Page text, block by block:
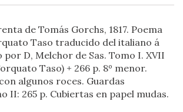
de Tomás Gorchs, 1817. Poema
Taso traducido del italiano á
D, Melchor de Sas. Tomo I. XVII
Taso) + 266 p. 8º menor.
algunos roces. Guardas
II: 265 p. Cubiertas en papel mudas.